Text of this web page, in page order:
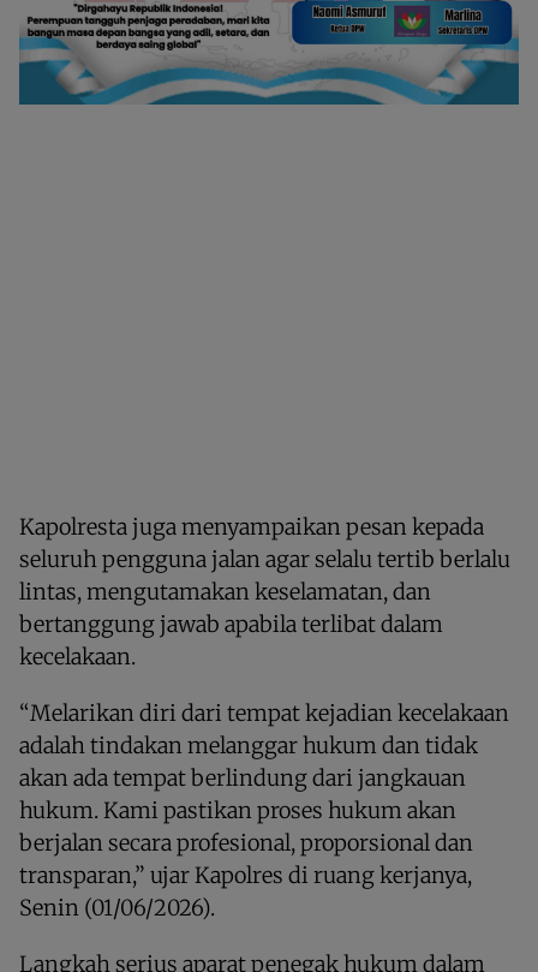
Kapolresta juga menyampaikan pesan kepada
seluruh pengguna jalan agar selalu tertib berlalu
lintas, mengutamakan keselamatan, dan
bertanggung jawab apabila terlibat dalam
kecelakaan.
“Melarikan diri dari tempat kejadian kecelakaan
adalah tindakan melanggar hukum dan tidak
akan ada tempat berlindung dari jangkauan
hukum. Kami pastikan proses hukum akan
berjalan secara profesional, proporsional dan
transparan,” ujar Kapolres di ruang kerjanya,
Senin (01/06/2026).
Langkah serius aparat penegak hukum dalam